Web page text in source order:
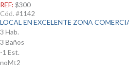
REF: $300
Cód. #1142
LOCAL EN EXCELENTE ZONA
3 Hab.
3 Baños
-1 Est.
noMt2